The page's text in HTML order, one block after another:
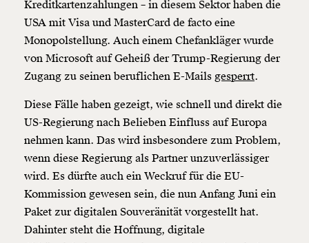
Kreditkartenzahlungen – in diesem Sektor haben die
USA mit Visa und MasterCard de facto eine
Monopolstellung. Auch einem Chefankläger wurde
von Microsoft auf Geheiß der Trump-Regierung der
Zugang zu seinen beruflichen E-Mails gesperrt.
Diese Fälle haben gezeigt, wie schnell und direkt die
US-Regierung nach Belieben Einfluss auf Europa
nehmen kann. Das wird insbesondere zum Problem,
wenn diese Regierung als Partner unzuverlässiger
wird. Es dürfte auch ein Weckruf für die EU-
Kommission gewesen sein, die nun Anfang Juni ein
Paket zur digitalen Souveränität vorgestellt hat.
Dahinter steht die Hoffnung, digitale